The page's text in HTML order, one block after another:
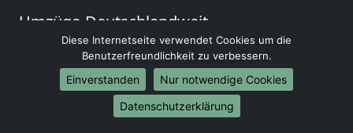
Umzüge-Deutschlandweit
Umzug von Mülheim an der Ruhr nach Berlin
Umzug von Mülheim an der Ruhr nach Hamburg
Umzug von Mülheim an der Ruhr nach München
Umzug von Mülheim an der Ruhr nach Köln
Umzug von Mülheim an der Ruhr nach Frankfurt am
Diese Internetseite verwendet Cookies um die
Benutzerfreundlichkeit zu verbessern.
Einverstanden
Nur notwendige Cookies
Datenschutzerklärung